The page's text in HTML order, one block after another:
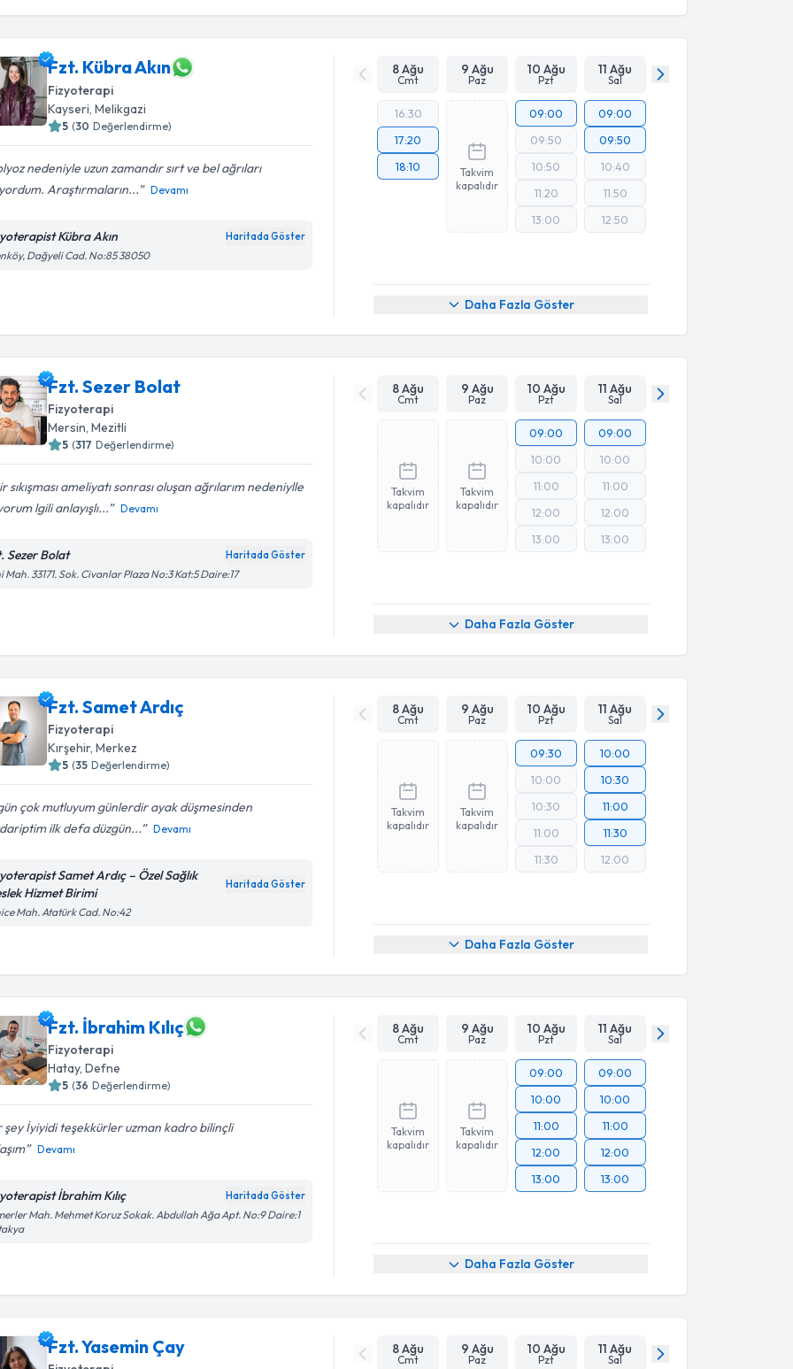
Fzt. Kübra Akın
Fizyoterapi
Kayseri , Melikgazi
5 (30 Değerlendirme)
nedeniyle uzun zamandır sırt ve bel ağrıları
Araştırmaların...
Devamı
Kübra Akın Haritada Göster
Dağyeli Cad. No:85 38050
8 Ağu
Cmt
9 Ağu
Paz
10 Ağu
Pzt
11 Ağu
Sal
16:30
17:20
18:10
Takvim
kapalıdır
09:00
09:50
10:50
11:20
13:00
09:00
09:50
10:40
11:50
12:50
Daha Fazla Göster
Fzt. Sezer Bolat
Fizyoterapi
Mersin, Mezitli
5 (317 Değerlendirme)
sıkışması ameliyatı sonrası oluşan ağrılarım nedeniylle
lgili anlayışlı...
Devamı
Sezer Bolat Haritada Göster
Mah. 33171. Sok. Civanlar Plaza No:3 Kat:5 Daire:17
8 Ağu
Cmt
9 Ağu
Paz
10 Ağu
Pzt
11 Ağu
Sal
Takvim
kapalıdır
Takvim
kapalıdır
09:00
10:00
11:00
12:00
13:00
09:00
10:00
11:00
12:00
13:00
Daha Fazla Göster
Fzt. Samet Ardıç
Fizyoterapi
Kırşehir, Merkez
5 (35 Değerlendirme)
çok mutluyum günlerdir ayak düşmesinden
ilk defa düzgün...
Devamı
Samet Ardıç – Özel Sağlık
Hizmet Birimi
Haritada Göster
Mah. Atatürk Cad. No:42
8 Ağu
Cmt
9 Ağu
Paz
10 Ağu
Pzt
11 Ağu
Sal
Takvim
kapalıdır
Takvim
kapalıdır
09:30
10:00
10:30
11:00
11:30
10:00
10:30
11:00
11:30
12:00
Daha Fazla Göster
Fzt. İbrahim Kılıç
Fizyoterapi
Hatay, Defne
5 (36 Değerlendirme)
şey İyiyidi teşekkürler uzman kadro bilinçli
Devamı
İbrahim Kılıç Haritada Göster
Mah. Mehmet Koruz Sokak. Abdullah Ağa Apt. No:9 Daire:1
8 Ağu
Cmt
9 Ağu
Paz
10 Ağu
Pzt
11 Ağu
Sal
Takvim
kapalıdır
Takvim
kapalıdır
09:00
10:00
11:00
12:00
13:00
09:00
10:00
11:00
12:00
13:00
Daha Fazla Göster
Fzt. Yasemin Çay 8 Ağu
Cmt
9 Ağu
Paz
10 Ağu
Pzt
11 Ağu
Sal